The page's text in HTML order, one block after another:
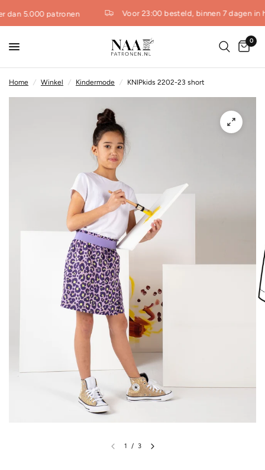
dan 5.000 patronen Voor 23:00 besteld, binnen 7 dagen in
0
Home / Winkel / Kindermode / KNIPkids 2202-23 short
1 / 3